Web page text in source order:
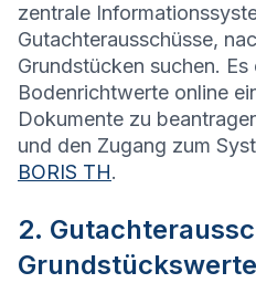
zentrale
Gutachterausschüsse,
Grundstücken suchen.
Bodenrichtwerte online
Dokumente zu
und den Zugang zum
BORIS TH.
2.